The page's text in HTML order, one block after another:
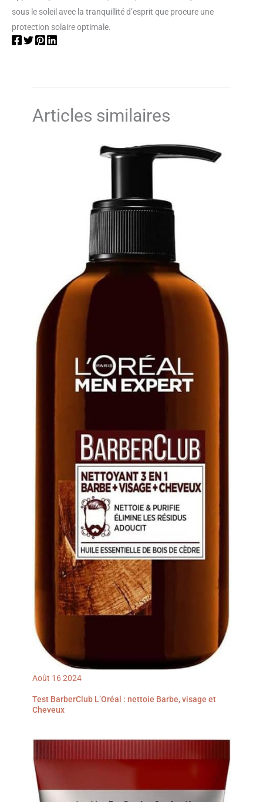
sous le soleil avec la tranquillité d’esprit que procure une
protection solaire optimale.
Articles similaires
Août 162024
Test BarberClub L’Oréal : nettoie Barbe, visage et
Cheveux